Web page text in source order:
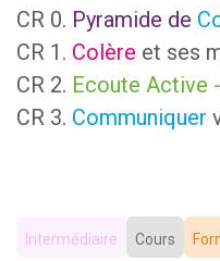
CR 0. Pyramide de
CR 1. Colère et ses
CR 2. Ecoute Active -
CR 3. Communiquer
Intermédiaire Cours